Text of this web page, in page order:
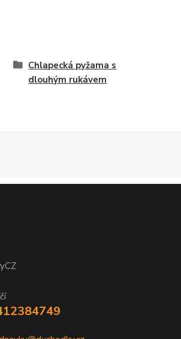
Chlapecká pyžama s
dlouhým rukávem